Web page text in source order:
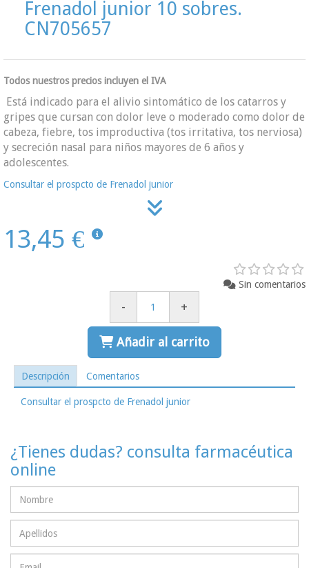
Frenadol junior 10 sobres.
CN705657
Todos nuestros precios incluyen el IVA
Está indicado para el alivio sintomático de los catarros y
gripes que cursan con dolor leve o moderado como dolor de
cabeza, fiebre, tos improductiva (tos irritativa, tos nerviosa)
y secreción nasal para niños mayores de 6 años y
adolescentes.
Consultar el prospcto de Frenadol junior
13,45 €
Sin comentarios
- +
Añadir al carrito
Descripción Comentarios
Consultar el prospcto de Frenadol junior
¿Tienes dudas? consulta farmacéutica
online